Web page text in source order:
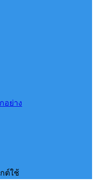
อย่าง
ต์ใช้